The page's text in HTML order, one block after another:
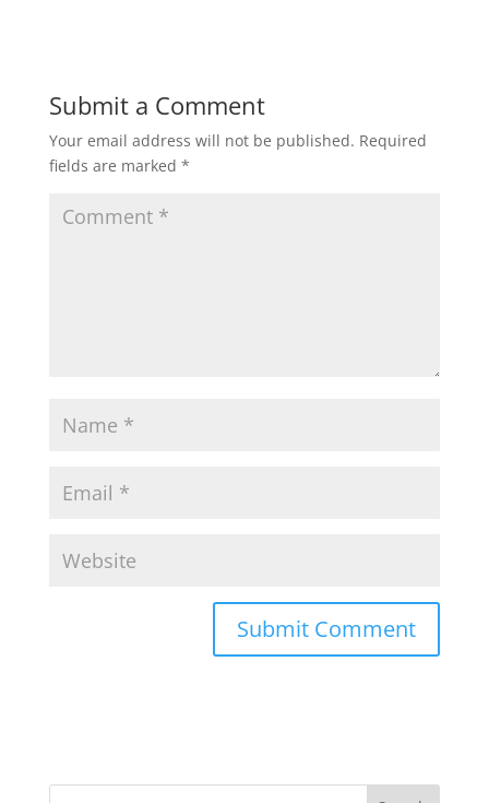
Submit a Comment
Your email address will not be published. Required
fields are marked *